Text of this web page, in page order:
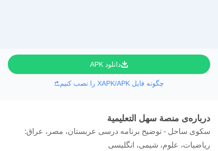
دانلود APK
چگونه فایل XAPK/APK را نصب کنیم
درباره‌ی منصة سهل التعليمية
سکوی ساحل - توضیح برنامه درسی عربستان، مصر، عراق:
ریاضیات، علوم، شیمی، انگلیسی